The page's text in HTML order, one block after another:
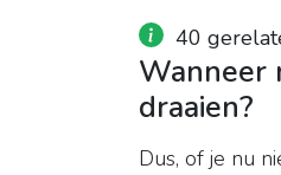
40
Wanneer
draaien?
Dus, of je nu